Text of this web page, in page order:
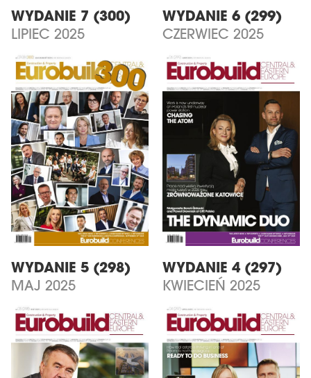
WYDANIE 7 (300)
LIPIEC 2025
WYDANIE 6 (299)
CZERWIEC 2025
WYDANIE 5 (298)
MAJ 2025
WYDANIE 4 (297)
KWIECIEŃ 2025